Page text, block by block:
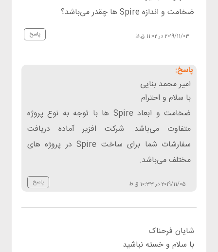
2019/11/03 در 11:02 ق.ظ
ضخامت و اندازه Spire ها چقدر می‌باشد؟
پاسخ
امیر محمد بنایی
2019/11/05 در 10:33 ق.ظ
با سلام و احترام
ضخامت و ابعاد Spire ها با توجه به نوع پروژه
متفاوت می‌باشد. شرکت افزیر آماده دریافت
سفارشات شما برای ساخت Spire در پروژه های
مختلف می‌باشد.
پاسخ
شایان فرحناک
با سلام و خسته نباشید